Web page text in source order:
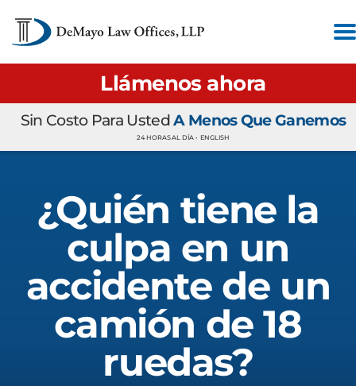
Llámenos ahora
Sin Costo Para UstedA Menos Que Ganemos
24 HORAS AL DÍA • ENGLISH
¿Quién tiene la
culpa en un
accidente de un
camión de 18
ruedas?